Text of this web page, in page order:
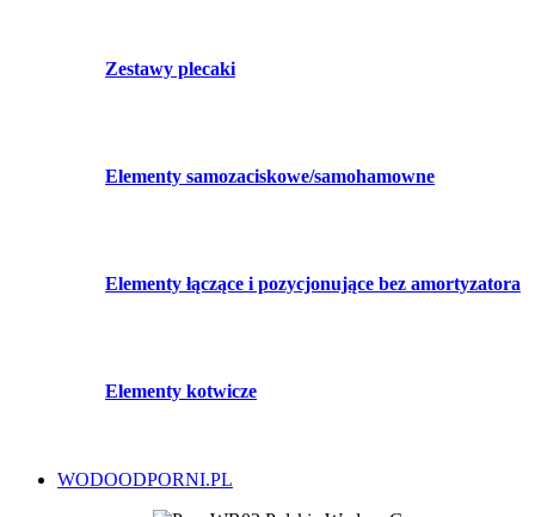
Zestawy plecaki
Elementy samozaciskowe/samohamowne
Elementy łączące i pozycjonujące bez amortyzatora
Elementy kotwicze
WODOODPORNI.PL